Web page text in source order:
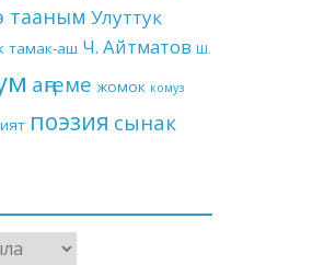
тааным Улуттук
тамак-аш Ч. Айтматов Ш.
аңгеме жомок комуз
поэзия сынак